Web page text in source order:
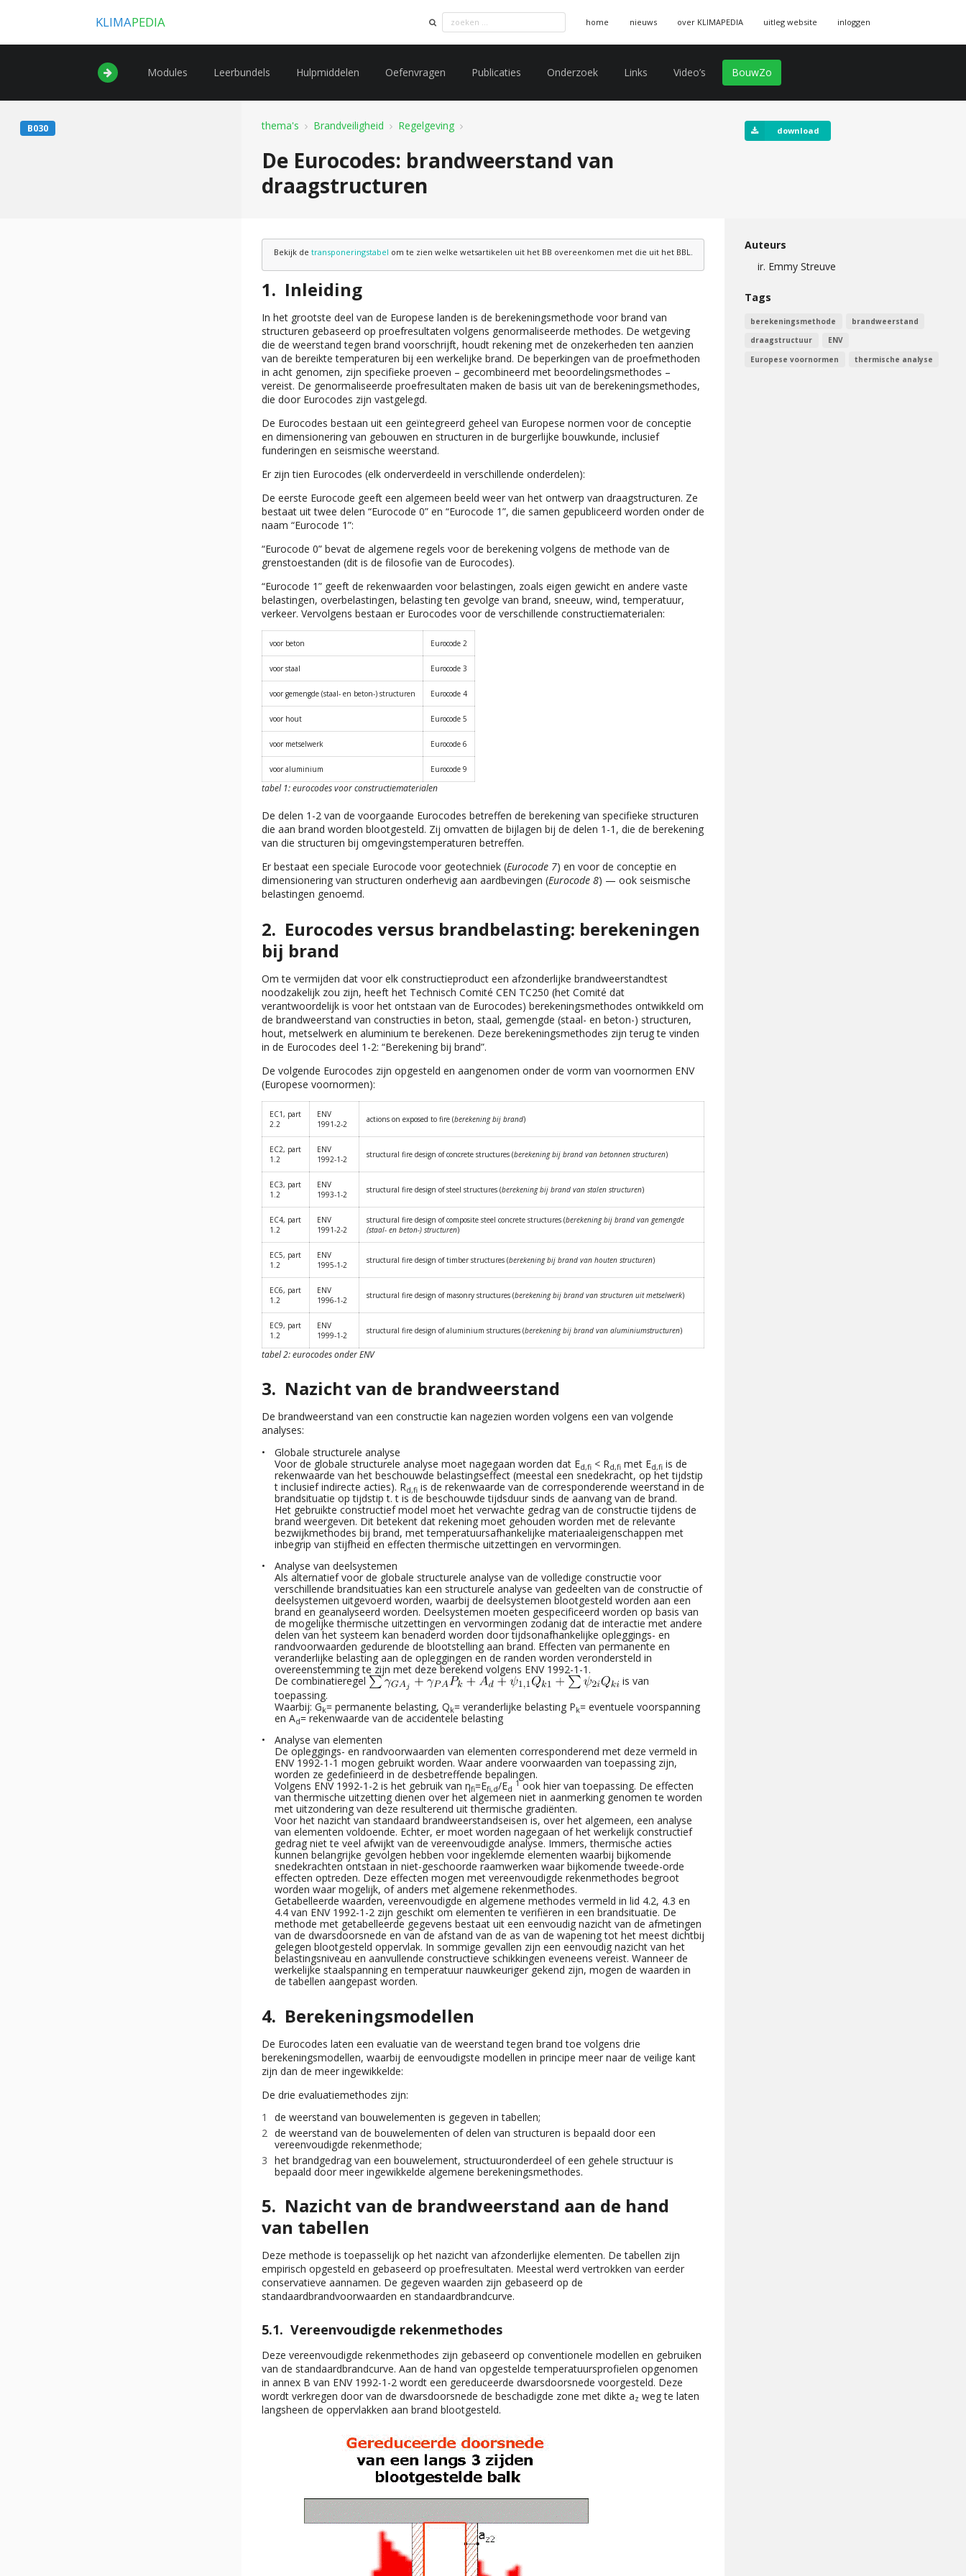
KLIMAPEDIA home nieuws over KLIMAPEDIA uitleg website inloggen
Modules Leerbundels Hulpmiddelen Oefenvragen Publicaties Onderzoek Links Video’s BouwZo
B030 thema's Brandveiligheid Regelgeving
De Eurocodes: brandweerstand van
draagstructuren
download
Bekijk de transponeringstabel om te zien welke wetsartikelen uit het BB overeenkomen met die uit het BBL.
Inleiding
In het grootste deel van de Europese landen is de berekeningsmethode voor brand van
structuren gebaseerd op proefresultaten volgens genormaliseerde methodes. De wetgeving
die de weerstand tegen brand voorschrijft, houdt rekening met de onzekerheden ten aanzien
van de bereikte temperaturen bij een werkelijke brand. De beperkingen van de proefmethoden
in acht genomen, zijn specifieke proeven – gecombineerd met beoordelingsmethodes –
vereist. De genormaliseerde proefresultaten maken de basis uit van de berekeningsmethodes,
die door Eurocodes zijn vastgelegd.
De Eurocodes bestaan uit een geïntegreerd geheel van Europese normen voor de conceptie
en dimensionering van gebouwen en structuren in de burgerlijke bouwkunde, inclusief
funderingen en seismische weerstand.
Er zijn tien Eurocodes (elk onderverdeeld in verschillende onderdelen):
De eerste Eurocode geeft een algemeen beeld weer van het ontwerp van draagstructuren. Ze
bestaat uit twee delen “Eurocode 0” en “Eurocode 1”, die samen gepubliceerd worden onder de
naam “Eurocode 1”:
“Eurocode 0” bevat de algemene regels voor de berekening volgens de methode van de
grenstoestanden (dit is de filosofie van de Eurocodes).
“Eurocode 1” geeft de rekenwaarden voor belastingen, zoals eigen gewicht en andere vaste
belastingen, overbelastingen, belasting ten gevolge van brand, sneeuw, wind, temperatuur,
verkeer. Vervolgens bestaan er Eurocodes voor de verschillende constructiematerialen:
voor beton Eurocode 2
voor staal Eurocode 3
voor gemengde (staal- en beton-) structuren Eurocode 4
voor hout Eurocode 5
voor metselwerk Eurocode 6
voor aluminium Eurocode 9
tabel 1: eurocodes voor constructiematerialen
De delen 1-2 van de voorgaande Eurocodes betreffen de berekening van specifieke structuren
die aan brand worden blootgesteld. Zij omvatten de bijlagen bij de delen 1-1, die de berekening
van die structuren bij omgevingstemperaturen betreffen.
Er bestaat een speciale Eurocode voor geotechniek (Eurocode 7) en voor de conceptie en
dimensionering van structuren onderhevig aan aardbevingen (Eurocode 8) — ook seismische
belastingen genoemd.
Eurocodes versus brandbelasting: berekeningen
bij brand
Om te vermijden dat voor elk constructieproduct een afzonderlijke brandweerstandtest
noodzakelijk zou zijn, heeft het Technisch Comité CEN TC250 (het Comité dat
verantwoordelijk is voor het ontstaan van de Eurocodes) berekeningsmethodes ontwikkeld om
de brandweerstand van constructies in beton, staal, gemengde (staal- en beton-) structuren,
hout, metselwerk en aluminium te berekenen. Deze berekeningsmethodes zijn terug te vinden
in de Eurocodes deel 1-2: “Berekening bij brand”.
De volgende Eurocodes zijn opgesteld en aangenomen onder de vorm van voornormen ENV
(Europese voornormen):
EC1, part
2.2
ENV
1991-2-2
actions on exposed to fire (berekening bij brand)
EC2, part
1.2
ENV
1992-1-2
structural fire design of concrete structures (berekening bij brand van betonnen structuren)
EC3, part
1.2
ENV
1993-1-2
structural fire design of steel structures (berekening bij brand van stalen structuren)
EC4, part
1.2
ENV
1991-2-2
structural fire design of composite steel concrete structures (berekening bij brand van gemengde
(staal- en beton-) structuren)
EC5, part
1.2
ENV
1995-1-2
structural fire design of timber structures (berekening bij brand van houten structuren)
EC6, part
1.2
ENV
1996-1-2
structural fire design of masonry structures (berekening bij brand van structuren uit metselwerk)
EC9, part
1.2
ENV
1999-1-2
structural fire design of aluminium structures (berekening bij brand van aluminiumstructuren)
tabel 2: eurocodes onder ENV
Nazicht van de brandweerstand
De brandweerstand van een constructie kan nagezien worden volgens een van volgende
analyses:
Globale structurele analyse
Voor de globale structurele analyse moet nagegaan worden dat Ed,fi< Rd,fimet Ed,fiis de
rekenwaarde van het beschouwde belastingseffect (meestal een snedekracht, op het tijdstip
t inclusief indirecte acties). Rd,fiis de rekenwaarde van de corresponderende weerstand in de
brandsituatie op tijdstip t. t is de beschouwde tijdsduur sinds de aanvang van de brand.
Het gebruikte constructief model moet het verwachte gedrag van de constructie tijdens de
brand weergeven. Dit betekent dat rekening moet gehouden worden met de relevante
bezwijkmethodes bij brand, met temperatuursafhankelijke materiaaleigenschappen met
inbegrip van stijfheid en effecten thermische uitzettingen en vervormingen.
Analyse van deelsystemen
Als alternatief voor de globale structurele analyse van de volledige constructie voor
verschillende brandsituaties kan een structurele analyse van gedeelten van de constructie of
deelsystemen uitgevoerd worden, waarbij de deelsystemen blootgesteld worden aan een
brand en geanalyseerd worden. Deelsystemen moeten gespecificeerd worden op basis van
de mogelijke thermische uitzettingen en vervormingen zodanig dat de interactie met andere
delen van het systeem kan benaderd worden door tijdsonafhankelijke opleggings- en
randvoorwaarden gedurende de blootstelling aan brand. Effecten van permanente en
veranderlijke belasting aan de opleggingen en de randen worden verondersteld in
overeenstemming te zijn met deze berekend volgens ENV 1992-1-1.
De combinatieregel
is van
toepassing.
Waarbij: Gk= permanente belasting, Qk= veranderlijke belasting Pk= eventuele voorspanning
en Ad= rekenwaarde van de accidentele belasting
Analyse van elementen
De opleggings- en randvoorwaarden van elementen corresponderend met deze vermeld in
ENV 1992-1-1 mogen gebruikt worden. Waar andere voorwaarden van toepassing zijn,
worden ze gedefinieerd in de desbetreffende bepalingen.
Volgens ENV 1992-1-2 is het gebruik van ηfi=Efi,d/Ed
1 ook hier van toepassing. De effecten
van thermische uitzetting dienen over het algemeen niet in aanmerking genomen te worden
met uitzondering van deze resulterend uit thermische gradiënten.
Voor het nazicht van standaard brandweerstandseisen is, over het algemeen, een analyse
van elementen voldoende. Echter, er moet worden nagegaan of het werkelijk constructief
gedrag niet te veel afwijkt van de vereenvoudigde analyse. Immers, thermische acties
kunnen belangrijke gevolgen hebben voor ingeklemde elementen waarbij bijkomende
snedekrachten ontstaan in niet-geschoorde raamwerken waar bijkomende tweede-orde
effecten optreden. Deze effecten mogen met vereenvoudigde rekenmethodes begroot
worden waar mogelijk, of anders met algemene rekenmethodes.
Getabelleerde waarden, vereenvoudigde en algemene methodes vermeld in lid 4.2, 4.3 en
4.4 van ENV 1992-1-2 zijn geschikt om elementen te verifiëren in een brandsituatie. De
methode met getabelleerde gegevens bestaat uit een eenvoudig nazicht van de afmetingen
van de dwarsdoorsnede en van de afstand van de as van de wapening tot het meest dichtbij
gelegen blootgesteld oppervlak. In sommige gevallen zijn een eenvoudig nazicht van het
belastingsniveau en aanvullende constructieve schikkingen eveneens vereist. Wanneer de
werkelijke staalspanning en temperatuur nauwkeuriger gekend zijn, mogen de waarden in
de tabellen aangepast worden.
Berekeningsmodellen
De Eurocodes laten een evaluatie van de weerstand tegen brand toe volgens drie
berekeningsmodellen, waarbij de eenvoudigste modellen in principe meer naar de veilige kant
zijn dan de meer ingewikkelde:
De drie evaluatiemethodes zijn:
de weerstand van bouwelementen is gegeven in tabellen;
de weerstand van de bouwelementen of delen van structuren is bepaald door een
vereenvoudigde rekenmethode;
het brandgedrag van een bouwelement, structuuronderdeel of een gehele structuur is
bepaald door meer ingewikkelde algemene berekeningsmethodes.
Nazicht van de brandweerstand aan de hand
van tabellen
Deze methode is toepasselijk op het nazicht van afzonderlijke elementen. De tabellen zijn
empirisch opgesteld en gebaseerd op proefresultaten. Meestal werd vertrokken van eerder
conservatieve aannamen. De gegeven waarden zijn gebaseerd op de
standaardbrandvoorwaarden en standaardbrandcurve.
Vereenvoudigde rekenmethodes
Deze vereenvoudigde rekenmethodes zijn gebaseerd op conventionele modellen en gebruiken
van de standaardbrandcurve. Aan de hand van opgestelde temperatuursprofielen opgenomen
in annex B van ENV 1992-1-2 wordt een gereduceerde dwarsdoorsnede voorgesteld. Deze
wordt verkregen door van de dwarsdoorsnede de beschadigde zone met dikte az weg te laten
langsheen de oppervlakken aan brand blootgesteld.
Auteurs
ir. Emmy Streuve
Tags
berekeningsmethode
brandweerstand
draagstructuur
ENV
Europese voornormen
thermische analyse